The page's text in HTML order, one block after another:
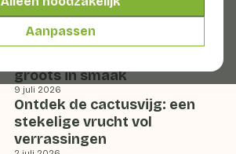
Aanpassen
Frambozen zorgen voor een
kleurrijke zomer
16 juli 2026
groots in smaak
9 juli 2026
Ontdek de cactusvijg: een
stekelige vrucht vol
verrassingen